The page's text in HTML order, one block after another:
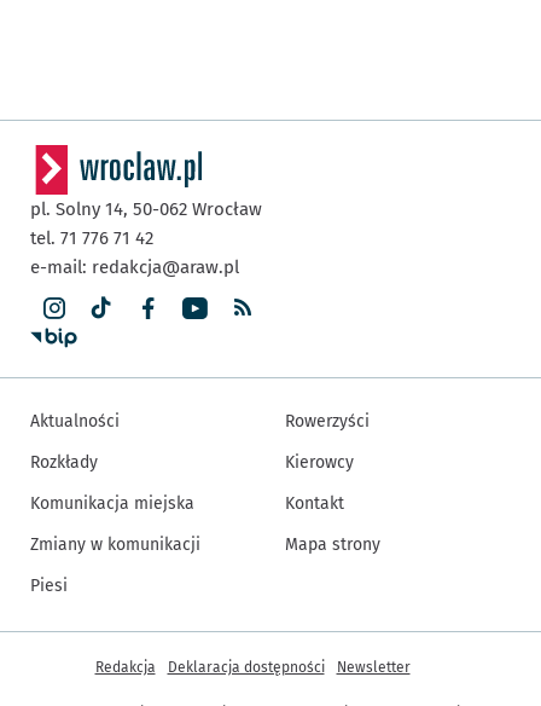
pl. Solny 14, 50-062 Wrocław
tel. 71 776 71 42
e-mail: redakcja@araw.pl
Aktualności
Rozkłady
Komunikacja miejska
Zmiany w komunikacji
Piesi
Rowerzyści
Kierowcy
Kontakt
Mapa strony
Inne informacje
Redakcja Deklaracja dostępności Newsletter